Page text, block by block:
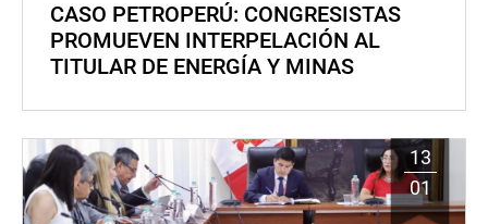
CASO PETROPERÚ: CONGRESISTAS
PROMUEVEN INTERPELACIÓN AL
TITULAR DE ENERGÍA Y MINAS
13
01